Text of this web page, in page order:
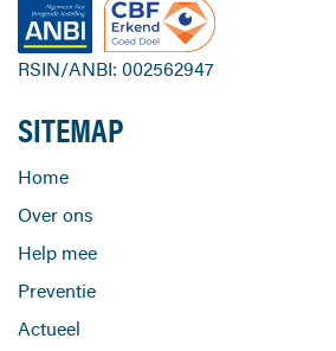
RSIN/ANBI: 002562947
SITEMAP
Home
Over ons
Help mee
Preventie
Actueel